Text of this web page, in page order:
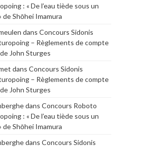
: « De l’eau tiède sous un
de Shōhei Imamura
dans Concours Sidonis
– Règlements de compte
John Sturges
dans Concours Sidonis
– Règlements de compte
John Sturges
dans Concours Roboto
: « De l’eau tiède sous un
de Shōhei Imamura
dans Concours Sidonis